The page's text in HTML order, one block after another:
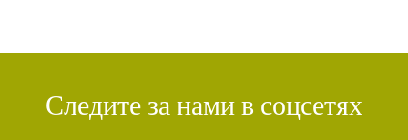
Следите за нами в соцсетях